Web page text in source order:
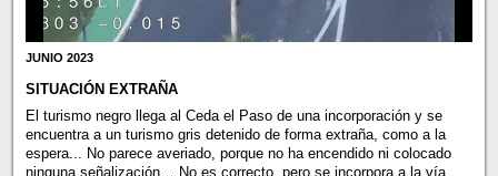
JUNIO 2023
SITUACIÓN EXTRAÑA
El turismo negro llega al Ceda el Paso de una incorporación y se
encuentra a un turismo gris detenido de forma extraña, como a la
espera... No parece averiado, porque no ha encendido ni colocado
ninguna señalización… No es correcto, pero se incorpora a la vía